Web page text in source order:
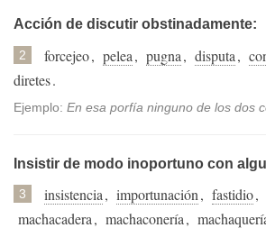
Acción de discutir obstinadamente:
2 forcejeo, pelea, pugna, disputa,
diretes.
Ejemplo: En esa porfía ninguno de los dos
Insistir de modo inoportuno con
3 insistencia, importunación, fastidio,
machacadera, machaconería,